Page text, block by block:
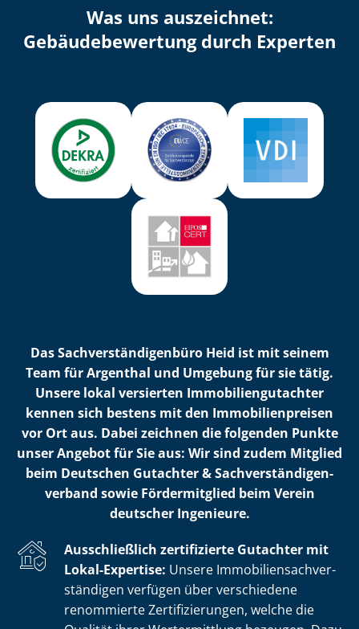
Was uns auszeichnet:
Ge­bäu­de­be­wer­tung durch Experten
Das Sach­ver­stän­di­gen­bü­ro Heid ist mit seinem
Team für Argenthal und Umgebung für sie tätig.
Unsere lokal versierten Im­mo­bi­li­en­gut­ach­ter
kennen sich bestens mit den Im­mo­bi­li­en­prei­sen
vor Ort aus. Dabei zeichnen die folgenden Punkte
unser Angebot für Sie aus: Wir sind zudem Mitglied
beim Deutschen Gutachter & Sach­ver­stän­di­gen­
ver­band sowie Fördermitglied beim Verein
deutscher Ingenieure.
Ausschließlich zertifizierte Gutachter mit
Lokal-Expertise: Unsere Im­mo­bi­li­en­sach­ver­
stän­di­gen verfügen über verschiedene
renommierte Zer­ti­fi­zie­run­gen, welche die